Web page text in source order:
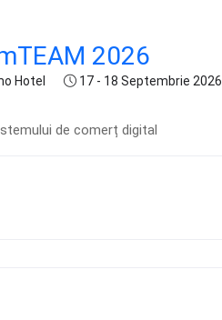
2026
Hotel 17 - 18 Septembrie 2026
de comerț digital